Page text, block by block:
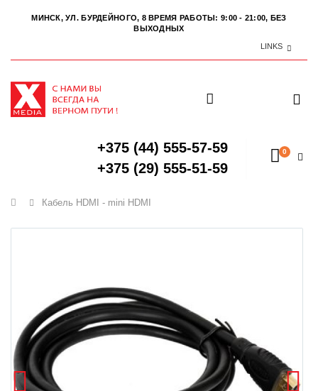
МИНСК, УЛ. БУРДЕЙНОГО, 8 ВРЕМЯ РАБОТЫ: 9:00 - 21:00, БЕЗ
ВЫХОДНЫХ
LINKS
+375 (44) 555-57-59
+375 (29) 555-51-59
0
Главная
Кабель HDMI - mini HDMI